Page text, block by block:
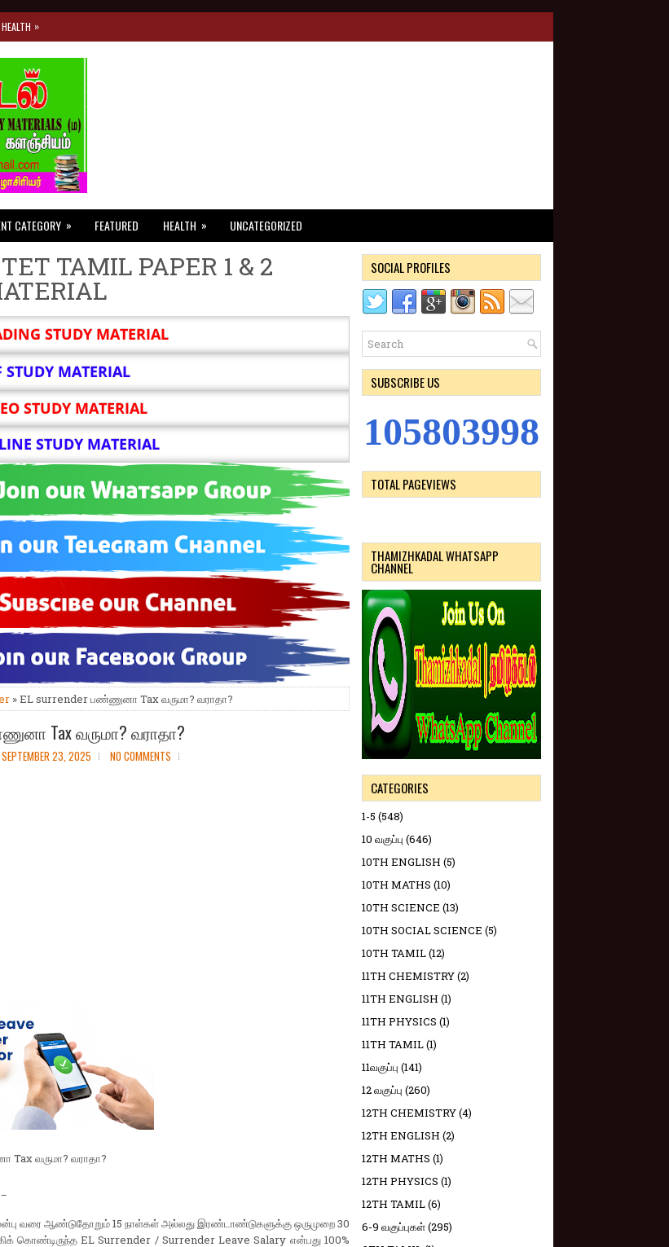
HEALTH »
CATEGORY » FEATURED HEALTH » UNCATEGORIZED
TAMIL PAPER 1 & 2
STUDY MATERIAL
MATERIAL
STUDY MATERIAL
STUDY MATERIAL
» EL surrender பண்ணுனா Tax வருமா? வராதா?
Tax வருமா? வராதா?
SEPTEMBER 23, 2025 NO COMMENTS
வருமா? வராதா?
வரை ஆண்டுதோறும் 15 நாள்கள் அல்லது இரண்டாண்டுகளுக்கு ஒருமுறை 30
கொண்டிருந்த EL Surrender / Surrender Leave Salary என்பது 100%
SOCIAL PROFILES
SUBSCRIBE US
105803999
TOTAL PAGEVIEWS
THAMIZHKADAL WHATSAPP
CHANNEL
CATEGORIES
1-5 (548)
10 வகுப்பு (646)
10TH ENGLISH (5)
10TH MATHS (10)
10TH SCIENCE (13)
10TH SOCIAL SCIENCE (5)
10TH TAMIL(12)
11TH CHEMISTRY(2)
11TH ENGLISH (1)
11TH PHYSICS (1)
11TH TAMIL(1)
11வகுப்பு (141)
12 வகுப்பு (260)
12TH CHEMISTRY(4)
12TH ENGLISH (2)
12TH MATHS (1)
12TH PHYSICS (1)
12TH TAMIL(6)
6-9 வகுப்புகள்(295)